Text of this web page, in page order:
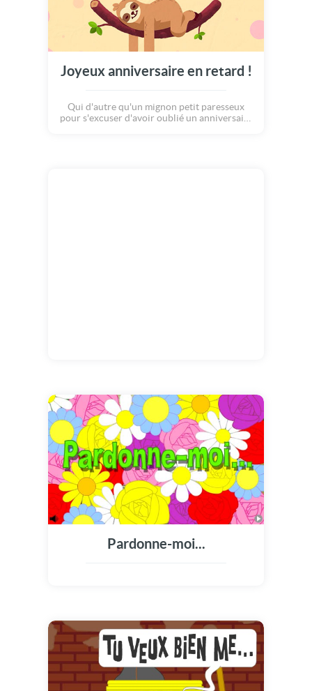
Joyeux anniversaire en retard !
Qui d'autre qu'un mignon petit paresseux
pour s'excuser d'avoir oublié un anniversaire
Pardonne-moi...